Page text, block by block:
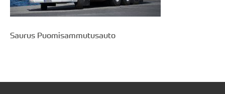
Saurus Puomisammutusauto